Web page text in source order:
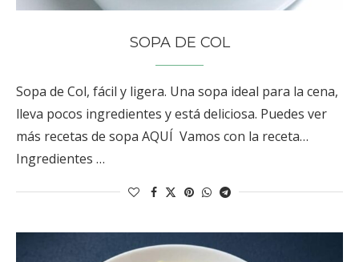
SOPA DE COL
Sopa de Col, fácil y ligera. Una sopa ideal para la cena,
lleva pocos ingredientes y está deliciosa. Puedes ver
más recetas de sopa AQUÍ Vamos con la receta…
Ingredientes …